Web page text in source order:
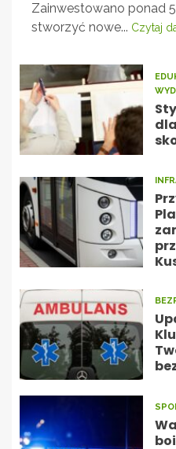
Zainwestowano ponad
stworzyć nowe... Czytaj